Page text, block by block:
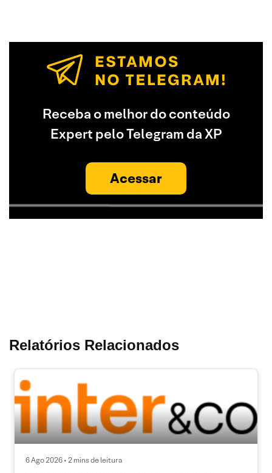
Receba o melhor do conteúdo
Expert pelo Telegram da XP
Acessar
Relatórios Relacionados
6 Ago 2026 • 2 mins de leitura